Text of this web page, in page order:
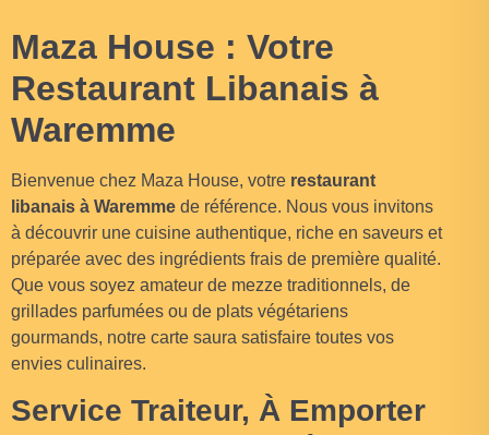
Maza House : Votre
Restaurant Libanais à
Waremme
Bienvenue chez Maza House, votre restaurant
libanais à Waremme de référence. Nous vous invitons
à découvrir une cuisine authentique, riche en saveurs et
préparée avec des ingrédients frais de première qualité.
Que vous soyez amateur de mezze traditionnels, de
grillades parfumées ou de plats végétariens
gourmands, notre carte saura satisfaire toutes vos
envies culinaires.
Service Traiteur, À Emporter